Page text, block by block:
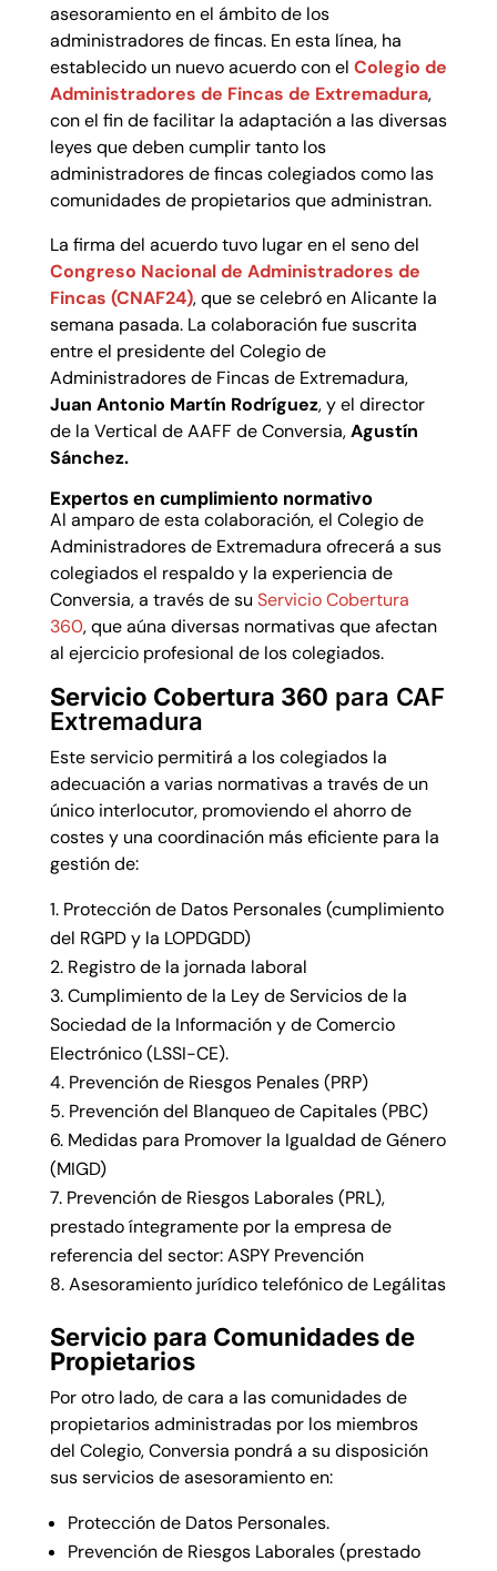
asesoramiento en el ámbito de los
administradores de fincas. En esta línea, ha
establecido un nuevo acuerdo con el Colegio de
Administradores de Fincas de Extremadura,
con el fin de facilitar la adaptación a las diversas
leyes que deben cumplir tanto los
administradores de fincas colegiados como las
comunidades de propietarios que administran.
La firma del acuerdo tuvo lugar en el seno del
Congreso Nacional de Administradores de
Fincas (CNAF24), que se celebró en Alicante la
semana pasada. La colaboración fue suscrita
entre el presidente del Colegio de
Administradores de Fincas de Extremadura,
Juan Antonio Martín Rodríguez, y el director
de la Vertical de AAFF de Conversia,Agustín
Sánchez.
Expertos en cumplimiento normativo
Al amparo de esta colaboración, el Colegio de
Administradores de Extremadura ofrecerá a sus
colegiados el respaldo y la experiencia de
Conversia, a través de su Servicio Cobertura
360, que aúna diversas normativas que afectan
al ejercicio profesional de los colegiados.
Servicio Cobertura 360 para CAF
Extremadura
Este servicio permitirá a los colegiados la
adecuación a varias normativas a través de un
único interlocutor, promoviendo el ahorro de
costes y una coordinación más eficiente para la
gestión de:
Protección de Datos Personales (cumplimiento
del RGPD y la LOPDGDD)
Registro de la jornada laboral
Cumplimiento de la Ley de Servicios de la
Sociedad de la Información y de Comercio
Electrónico (LSSI-CE).
Prevención de Riesgos Penales (PRP)
Prevención del Blanqueo de Capitales (PBC)
Medidas para Promover la Igualdad de Género
(MIGD)
Prevención de Riesgos Laborales (PRL),
prestado íntegramente por la empresa de
referencia del sector: ASPY Prevención
Asesoramiento jurídico telefónico de Legálitas
Servicio para Comunidades de
Propietarios
Por otro lado, de cara a las comunidades de
propietarios administradas por los miembros
del Colegio, Conversia pondrá a su disposición
sus servicios de asesoramiento en:
Protección de Datos Personales.
Prevención de Riesgos Laborales (prestado